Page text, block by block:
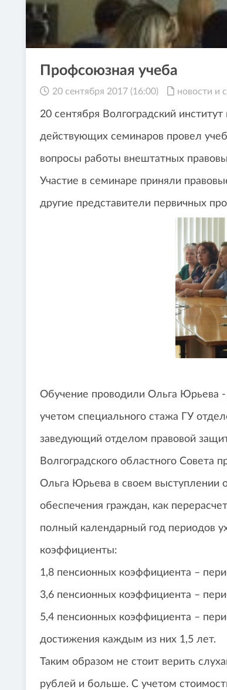
Профсоюзная учеба
20 сентября 2017 (16:00) новости и
20 сентября Волгоградский институт
действующих семинаров провел
вопросы работы внештатных
Участие в семинаре приняли
другие представители первичных
Обучение проводили Ольга Юрьева -
учетом специального стажа ГУ
заведующий отделом правовой
Волгоградского областного Совета
Ольга Юрьева в своем выступлении
обеспечения граждан, как
полный календарный год периодов
коэффициенты:
1,8 пенсионных коэффициента –
3,6 пенсионных коэффициента –
5,4 пенсионных коэффициента –
достижения каждым из них 1,5 лет.
Таким образом не стоит верить
рублей и больше. С учетом